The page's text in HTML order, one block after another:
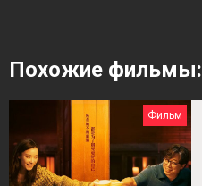
Похожие фильмы:
Фильм